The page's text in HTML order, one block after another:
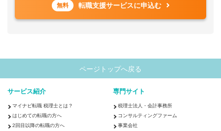
無料 転職支援サービスに申込む
ページトップへ戻る
サービス紹介
マイナビ転職 税理士とは？
はじめての転職の方へ
2回目以降の転職の方へ
専門サイト
税理士法人・会計事務所
コンサルティングファーム
事業会社